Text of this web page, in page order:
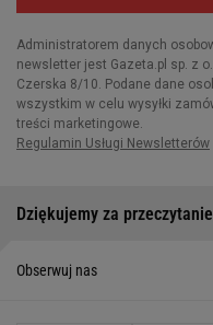
Dziękujemy za przeczytanie
Obserwuj nas